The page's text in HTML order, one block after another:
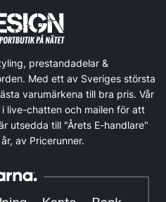
prestandadelar &
Med ett av Sveriges största
varumärkena till bra pris. Vår
live-chatten och mailen för att
utsedda till "Årets E-handlare"
av Pricerunner.